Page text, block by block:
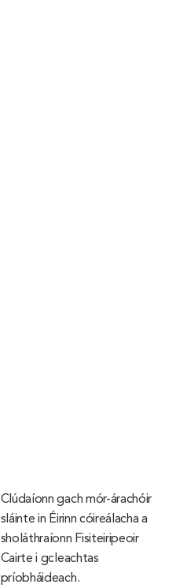
Clúdaíonn gach mór-árachóir
sláinte in Éirinn cóireálacha a
sholáthraíonn Fisiteiripeoir
Cairte i gcleachtas
príobháideach.